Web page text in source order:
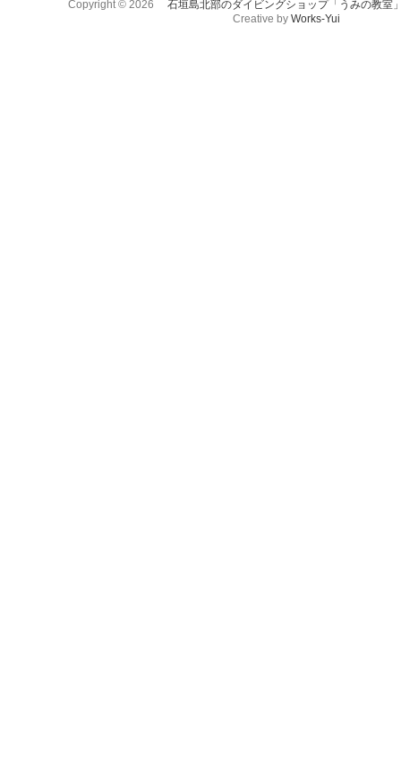
Copyright © 2026
石垣島北部のダイビングショップ「うみの教室
Creative by Works-Yui